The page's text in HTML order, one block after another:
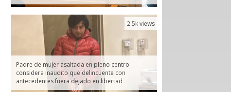
Padre de mujer asaltada en pleno centro
considera inaudito que delincuente con
antecedentes fuera dejado en libertad
2.5k views